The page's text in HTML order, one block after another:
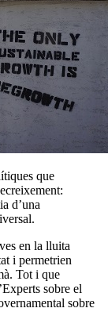
que
d’una
en la lluita
i permetrien
Tot i que
sobre el
sobre